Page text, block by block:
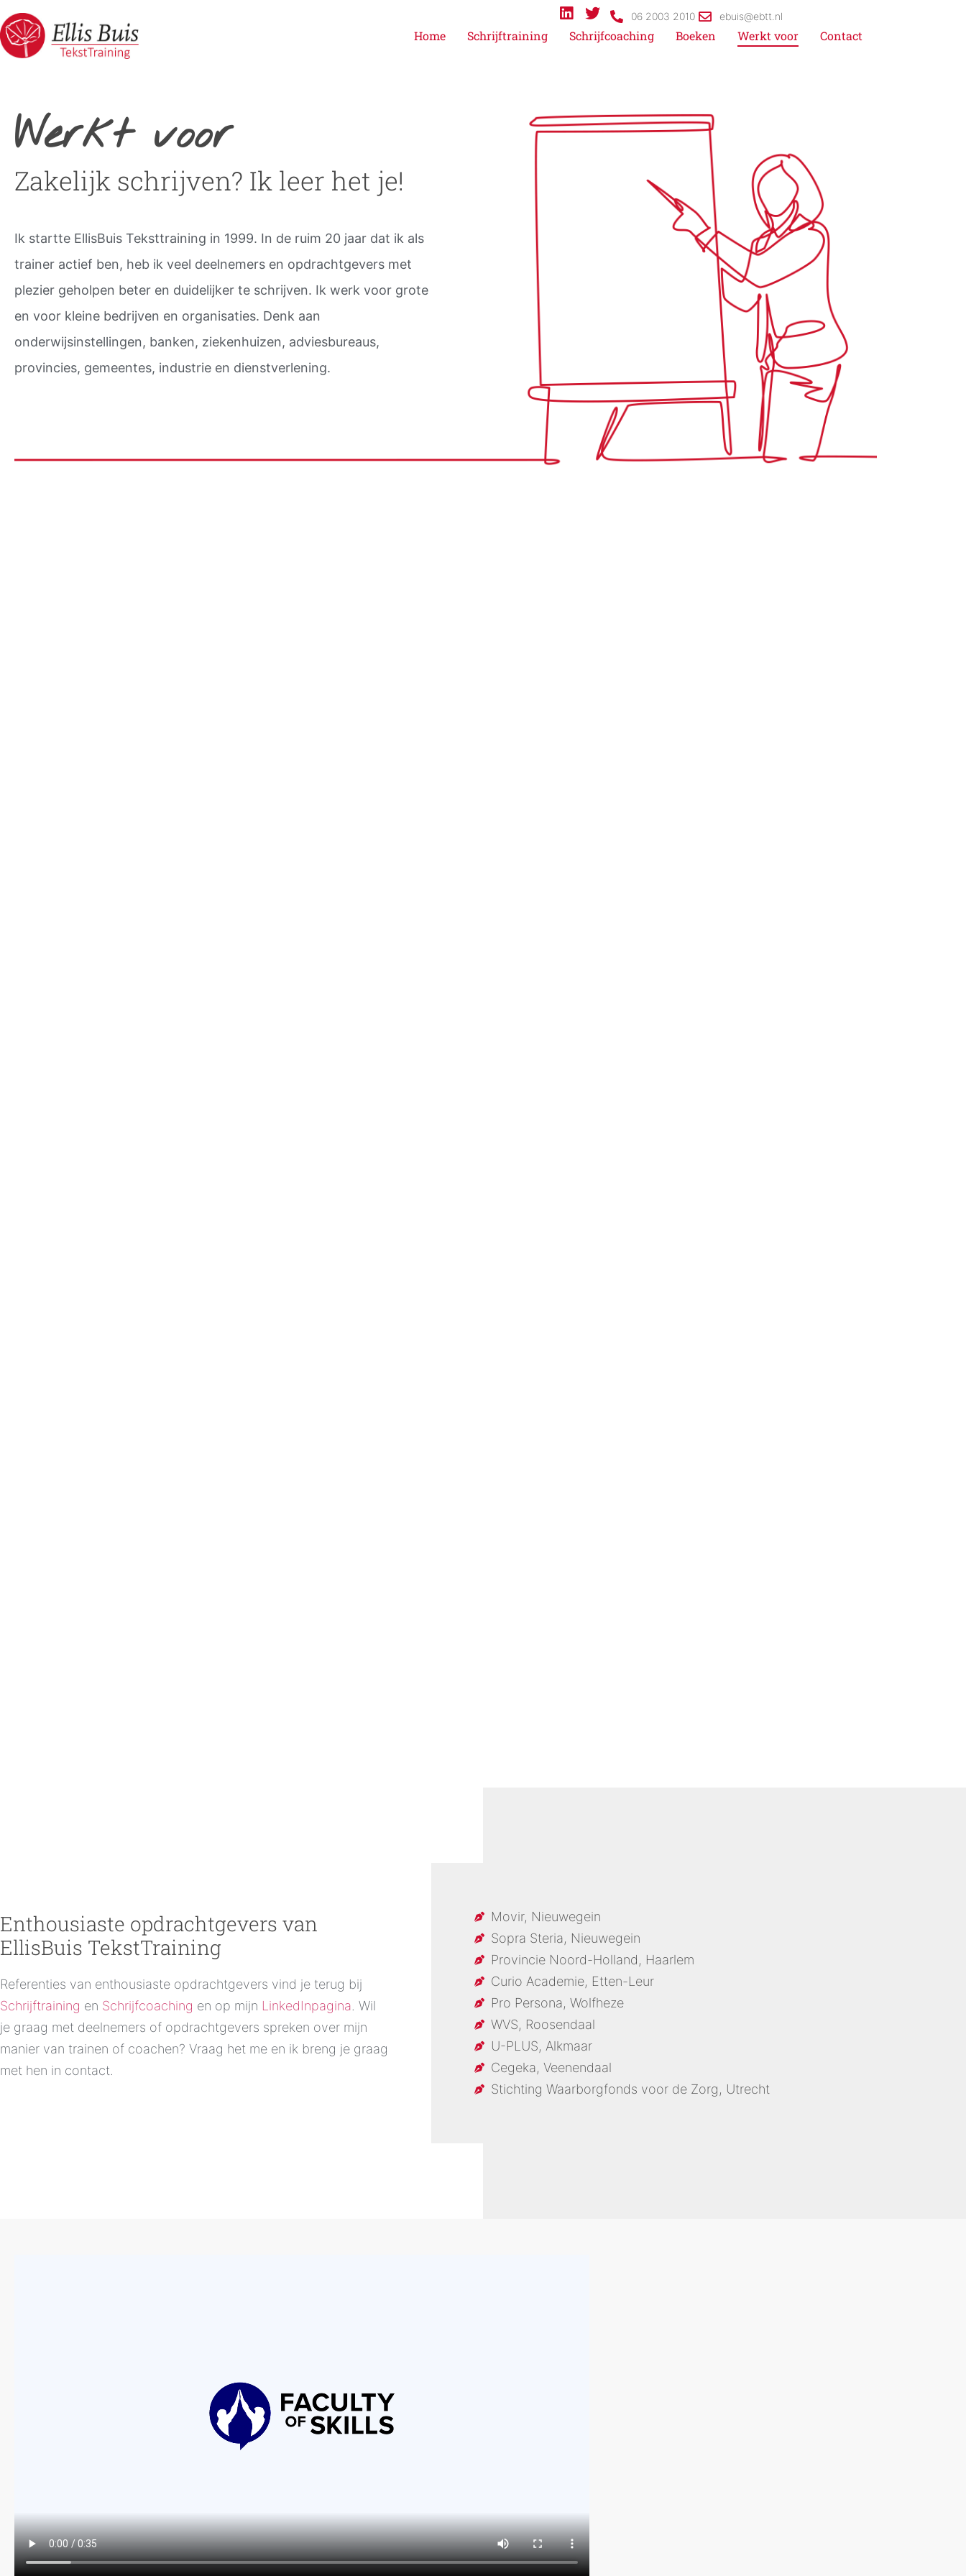
06 2003 2010 ebuis@ebtt.nl
Home Schrijftraining Schrijfcoaching Boeken Werkt voor Contact
Werkt voor
Zakelijk schrijven? Ik leer het je!
Ik startte EllisBuis Teksttraining in 1999. In de ruim 20 jaar dat ik als
trainer actief ben, heb ik veel deelnemers en opdrachtgevers met
plezier geholpen beter en duidelijker te schrijven. Ik werk voor grote
en voor kleine bedrijven en organisaties. Denk aan
onderwijsinstellingen, banken, ziekenhuizen, adviesbureaus,
provincies, gemeentes, industrie en dienstverlening.
Enthousiaste opdrachtgevers van
EllisBuis TekstTraining
Referenties van enthousiaste opdrachtgevers vind je terug bij
Schrijftraining en Schrijfcoaching en op mijn LinkedInpagina. Wil
je graag met deelnemers of opdrachtgevers spreken over mijn
manier van trainen of coachen? Vraag het me en ik breng je graag
met hen in contact.
Movir, Nieuwegein
Sopra Steria, Nieuwegein
Provincie Noord-Holland, Haarlem
Curio Academie, Etten-Leur
Pro Persona, Wolfheze
WVS, Roosendaal
U-PLUS, Alkmaar
Cegeka, Veenendaal
Stichting Waarborgfonds voor de Zorg, Utrecht